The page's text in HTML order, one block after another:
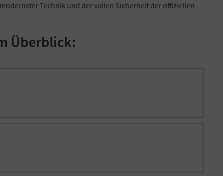
Technik und der vollen Sicherheit der offiziellen
Überblick: